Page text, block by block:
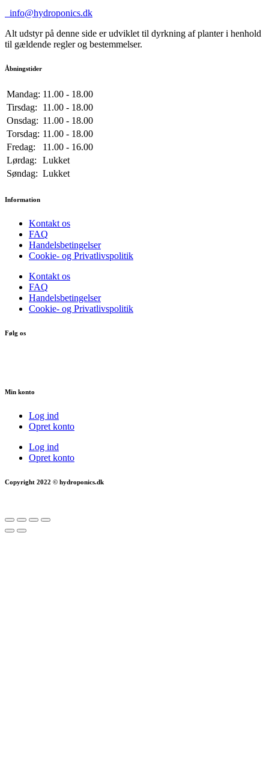
info@hydroponics.dk
Alt udstyr på denne side er udviklet til dyrkning af planter i henhold
til gældende regler og bestemmelser.
Åbningstider
Mandag: 11.00 - 18.00
Tirsdag:
11.00 - 18.00
Onsdag: 11.00 - 18.00
Torsdag: 11.00 - 18.00
Fredag:
11.00 - 16.00
Lørdag:
Lukket
Søndag: Lukket
Information
Kontakt os
FAQ
Handelsbetingelser
Cookie- og Privatlivspolitik
Kontakt os
FAQ
Handelsbetingelser
Cookie- og Privatlivspolitik
Følg os
Min konto
Log ind
Opret konto
Log ind
Opret konto
Copyright 2022 © hydroponics.dk